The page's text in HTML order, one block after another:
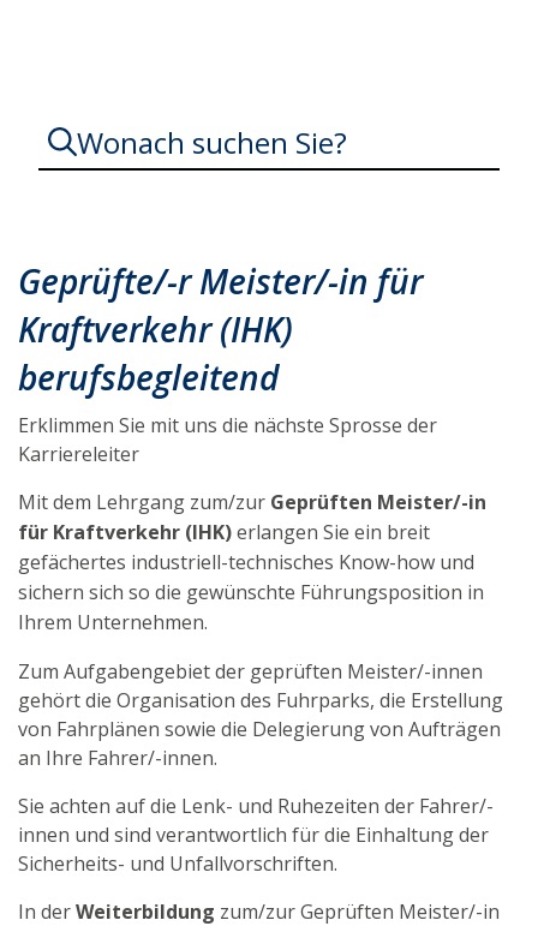
Wonach suchen Sie?
Kraftverkehr
Berufskraftfahrer
Berufskraftfahrerin
Verkehrsmeister
Verkehrsmeisterin
Berufsbegleitend
Geprüfte/-r Meister/-in für
Kraftverkehr (IHK)
berufsbegleitend
Erklimmen Sie mit uns die nächste Sprosse der
Karriereleiter
Mit dem Lehrgang zum/zur Geprüften Meister/-in
für Kraftverkehr (IHK)erlangen Sie ein breit
gefächertes industriell-technisches Know-how und
sichern sich so die gewünschte Führungsposition in
Ihrem Unternehmen.
Zum Aufgabengebiet der geprüften Meister/-innen
gehört die Organisation des Fuhrparks, die Erstellung
von Fahrplänen sowie die Delegierung von Aufträgen
an Ihre Fahrer/-innen.
Sie achten auf die Lenk- und Ruhezeiten der Fahrer/-
innen und sind verantwortlich für die Einhaltung der
Sicherheits- und Unfallvorschriften.
In derWeiterbildung zum/zur Geprüften Meister/-in